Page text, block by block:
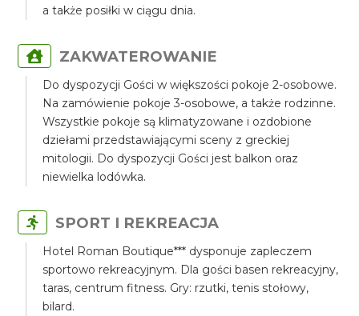
a także posiłki w ciągu dnia.
ZAKWATEROWANIE
Do dyspozycji Gości w większości pokoje 2-osobowe.
Na zamówienie pokoje 3-osobowe, a także rodzinne.
Wszystkie pokoje są klimatyzowane i ozdobione
dziełami przedstawiającymi sceny z greckiej
mitologii. Do dyspozycji Gości jest balkon oraz
niewielka lodówka.
SPORT I REKREACJA
Hotel Roman Boutique*** dysponuje zapleczem
sportowo rekreacyjnym. Dla gości basen rekreacyjny,
taras, centrum fitness. Gry: rzutki, tenis stołowy,
bilard.